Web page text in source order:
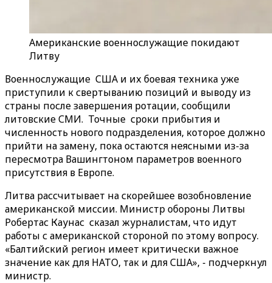
Американские военнослужащие покидают
Литву
Военнослужащие США и их боевая техника уже
приступили к свертыванию позиций и выводу из
страны после завершения ротации, сообщили
литовские СМИ. Точные сроки прибытия и
численность нового подразделения, которое должно
прийти на замену, пока остаются неясными из-за
пересмотра Вашингтоном параметров военного
присутствия в Европе.
Литва рассчитывает на скорейшее возобновление
американской миссии. Министр обороны Литвы
Робертас Каунас сказал журналистам, что идут
работы с американской стороной по этому вопросу.
«Балтийский регион имеет критически важное
значение как для НАТО, так и для США», - подчеркнул
министр.